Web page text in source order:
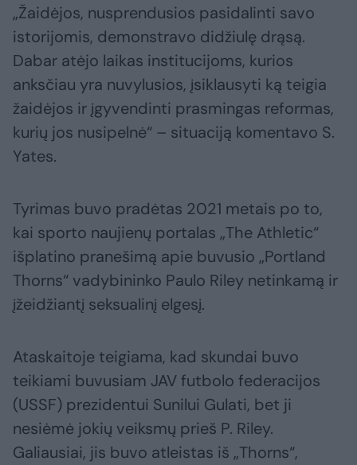
„Žaidėjos, nusprendusios pasidalinti savo
istorijomis, demonstravo didžiulę drąsą.
Dabar atėjo laikas institucijoms, kurios
anksčiau yra nuvylusios, įsiklausyti ką teigia
žaidėjos ir įgyvendinti prasmingas reformas,
kurių jos nusipelnė“ – situaciją komentavo S.
Yates.
Tyrimas buvo pradėtas 2021 metais po to,
kai sporto naujienų portalas „The Athletic“
išplatino pranešimą apie buvusio „Portland
Thorns“ vadybininko Paulo Riley netinkamą ir
įžeidžiantį seksualinį elgesį.
Ataskaitoje teigiama, kad skundai buvo
teikiami buvusiam JAV futbolo federacijos
(USSF) prezidentui Sunilui Gulati, bet ji
nesiėmė jokių veiksmų prieš P. Riley.
Galiausiai, jis buvo atleistas iš „Thorns“,